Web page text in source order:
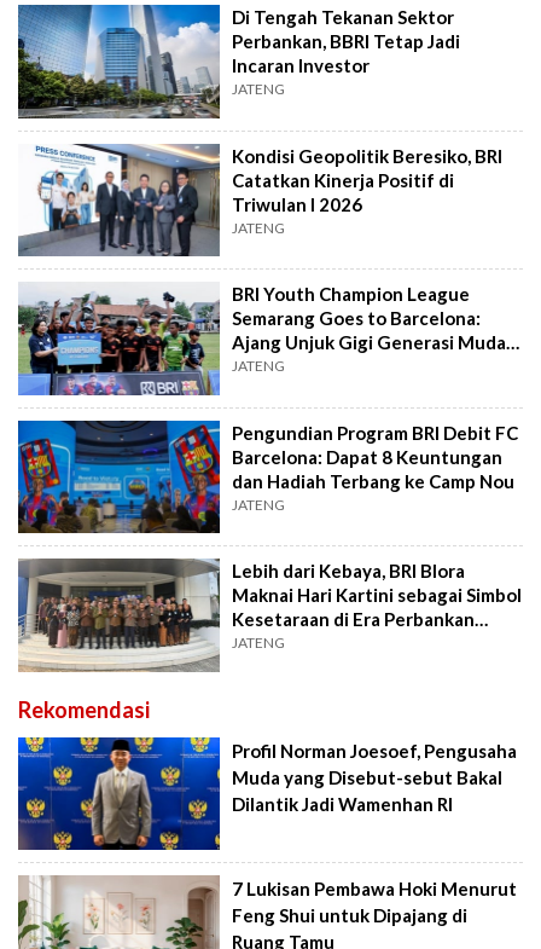
Di Tengah Tekanan Sektor
Perbankan, BBRI Tetap Jadi
Incaran Investor
JATENG
Kondisi Geopolitik Beresiko, BRI
Catatkan Kinerja Positif di
Triwulan I 2026
JATENG
BRI Youth Champion League
Semarang Goes to Barcelona:
Ajang Unjuk Gigi Generasi Muda
Menuju Dunia
JATENG
Pengundian Program BRI Debit FC
Barcelona: Dapat 8 Keuntungan
dan Hadiah Terbang ke Camp Nou
JATENG
Lebih dari Kebaya, BRI Blora
Maknai Hari Kartini sebagai Simbol
Kesetaraan di Era Perbankan
Modern
JATENG
Rekomendasi
Profil Norman Joesoef, Pengusaha
Muda yang Disebut-sebut Bakal
Dilantik Jadi Wamenhan RI
7 Lukisan Pembawa Hoki Menurut
Feng Shui untuk Dipajang di
Ruang Tamu